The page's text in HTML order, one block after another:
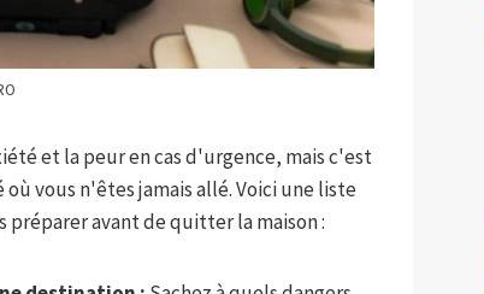
et la peur en cas d'urgence, mais c'est
vous n'êtes jamais allé. Voici une liste
préparer avant de quitter la maison :